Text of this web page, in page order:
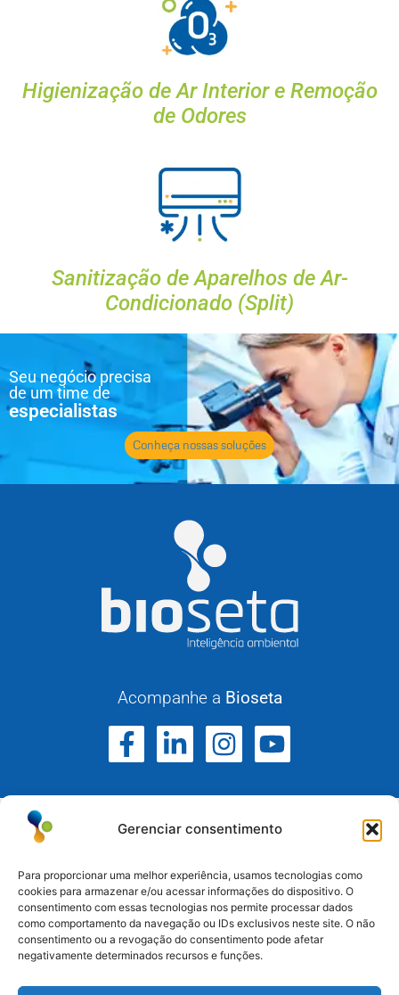
Gerenciar consentimento
Para proporcionar uma melhor experiência, usamos tecnologias como
cookies para armazenar e/ou acessar informações do dispositivo. O
consentimento com essas tecnologias nos permite processar dados
como comportamento da navegação ou IDs exclusivos neste site. O não
consentimento ou a revogação do consentimento pode afetar
negativamente determinados recursos e funções.
Higienização de Ar Interior e Remoção
de Odores
Sanitização de Aparelhos de Ar-
Condicionado (Split)
Seu negócio precisa
de um time de
especialistas
Conheça nossas soluções
Acompanhe a Bioseta
Atuamos no Rio Grande do Sul, Santa Catarina e
Paraná.